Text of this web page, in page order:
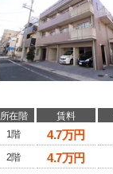
所在階 賃料
1階
4.7万円
2階
4.7万円